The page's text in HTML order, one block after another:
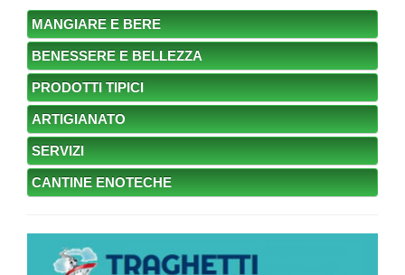
MANGIARE E BERE
BENESSERE E BELLEZZA
PRODOTTI TIPICI
ARTIGIANATO
SERVIZI
CANTINE ENOTECHE